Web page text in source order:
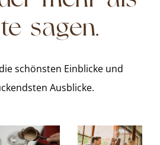
sagen.
schönsten Einblicke und
Ausblicke.